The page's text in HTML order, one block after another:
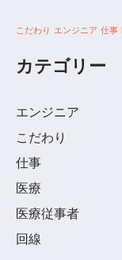
こだわり エンジニア 仕事
カテゴリー
エンジニア
こだわり
仕事
医療
医療従事者
回線